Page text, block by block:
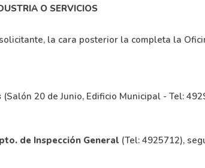
O SERVICIOS
la cara posterior la completa la
(Salón 20 de Junio, Edificio Municipal - Tel:
de Inspección General (Tel: 4925712),